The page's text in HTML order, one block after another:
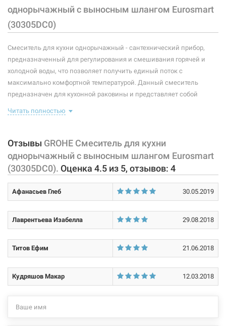
Тип конструкции: с выносным шлангом
Тип смесителя (крана): однорычажный
Форма излива: длинная прямая
Тип излива: низкий поворотный
Способ монтажа:
однорычажный с выносным шлангом Eurosmart
(30305DC0)
Смеситель для кухни однорычажный - сантехнический прибор,
предназначенный для регулирования и смешивания горячей и
холодной воды, что позволяет получить единый поток с
максимально комфортной температурой. Данный смеситель
предназначен для кухонной раковины и представляет собой
позволяющего "запоминать" температуру воды,
крепление, подводки.
Высота данной модели 22,4 см. Оснащена выносным шлангом
длиной 80 см с переключателем аэратор/душ.
Характеристики и конфигурация изделия, а также комплектация
товара могут изменяться производителем без уведомления. За
не несет.
Читать полностью
Отзывы GROHE Смеситель для кухни
однорычажный с выносным шлангом Eurosmart
(30305DC0). Оценка 4.5 из 5, отзывов: 4
Афанасьев Глеб 30.05.2019
Лаврентьева Изабелла 29.08.2018
Титов Ефим 21.06.2018
Кудряшов Макар 12.03.2018